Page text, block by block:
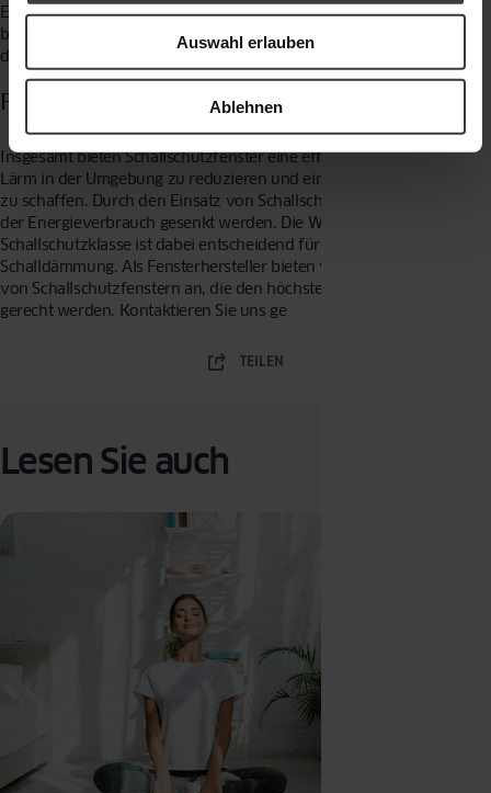
Auswahl erlauben
Ablehnen
Energieverbrauch reduzieren, da sie eine bessere Wärmedämmung
bieten als herkömmliche Fenster . Dies kann zu einer Einsparung bei
den Heizkosten führen.
Fazit
Insgesamt bieten Schallschutzfenster eine effektive Möglichkeit,
Lärm in der Umgebung zu reduzieren und eine ruhigere Umgebung
zu schaffen. Durch den Einsatz von Schallschutzfenstern kann auch
der Energieverbrauch gesenkt werden. Die Wahl der richtigen
Schallschutzklasse ist dabei entscheidend für eine effektive
Schalldämmung. Als Fensterhersteller bieten wir eine breite Palette
von Schallschutzfenstern an, die den höchsten Anforderungen
gerecht werden. Kontaktieren Sie uns ge
TEILEN
Lesen Sie auch